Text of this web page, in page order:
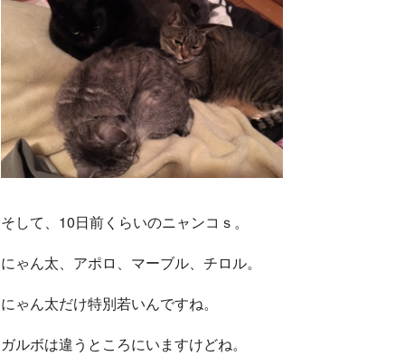
そして、10日前くらいのニャンコｓ。
にゃん太、アポロ、マーブル、チロル。
にゃん太だけ特別若いんですね。
ガルボは違うところにいますけどね。